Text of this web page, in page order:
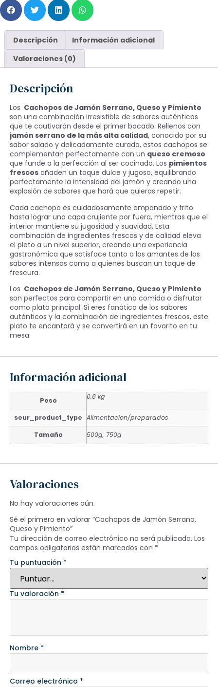
Descripción
Información adicional
Valoraciones (0)
Descripción
Los Cachopos de Jamón Serrano, Queso y Pimiento
son una combinación irresistible de sabores auténticos
que te cautivarán desde el primer bocado. Rellenos con
jamón serrano de la más alta calidad, conocido por su
sabor salado y delicadamente curado, estos cachopos se
complementan perfectamente con un queso cremoso
que funde a la perfección al ser cocinado. Los pimientos
frescos añaden un toque dulce y jugoso, equilibrando
perfectamente la intensidad del jamón y creando una
explosión de sabores que hará que quieras repetir.
Cada cachopo es cuidadosamente empanado y frito
hasta lograr una capa crujiente por fuera, mientras que el
interior mantiene su jugosidad y suavidad. Esta
combinación de ingredientes frescos y de calidad eleva
el plato a un nivel superior, creando una experiencia
gastronómica que satisface tanto a los amantes de los
sabores intensos como a quienes buscan un toque de
frescura.
Los Cachopos de Jamón Serrano, Queso y Pimiento
son perfectos para compartir en una comida o disfrutar
como plato principal. Si eres fanático de los sabores
auténticos y la combinación de ingredientes frescos, este
plato te encantará y se convertirá en un favorito en tu
mesa.
Información adicional
Peso 0.8 kg
seur_product_type Alimentacion/preparados
Tamaño 500g, 750g
Valoraciones
No hay valoraciones aún.
Sé el primero en valorar “Cachopos de Jamón Serrano,
Queso y Pimiento”
Tu dirección de correo electrónico no será publicada. Los
campos obligatorios están marcados con *
Tu puntuación *
Tu valoración *
Nombre *
Correo electrónico *